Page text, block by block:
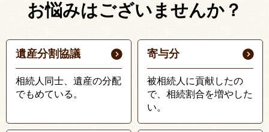
お悩みはございませんか？
遺産分割協議
相続人同士、遺産の分配
でもめている。
寄与分
被相続人に貢献したの
で、相続割合を増やした
い。